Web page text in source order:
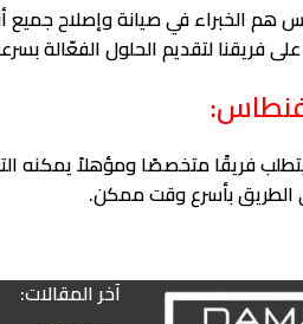
هم الخبراء في صيانة وإصلاح جميع
فريقنا لتقديم الحلول الفعّالة
فريقًا متخصصًا ومؤهلاً يمكنه
الطريق بأسرع وقت ممكن.
آخر المقالات: